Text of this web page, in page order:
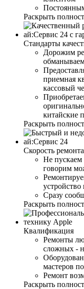
Раскрыть
Стандарты
Дорожим
приемная
кассовый
китайские
Раскрыть
Скорость ремонта
Не пускаем
говорим
Сразу
Раскрыть
Квалификация
Ремонты
сложных -
мастеров
Ремонт
Раскрыть